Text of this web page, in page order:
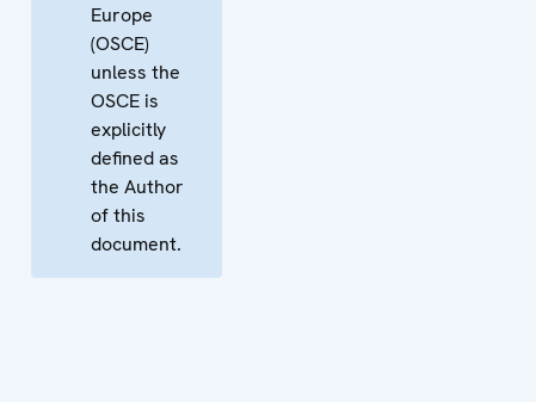
Europe
(OSCE)
unless the
OSCE is
explicitly
defined as
the Author
of this
document.